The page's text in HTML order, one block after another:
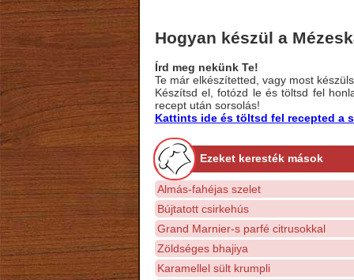
Hogyan készül a
Írd meg nekünk Te!
Te már elkészítetted, vagy most
Készítsd el, fotózd le és töltsd fel
recept után sorsolás!
Kattints ide és töltsd fel recepted a
Ezeket keresték mások
Almás-fahéjas szelet
Bújtatott csirkehús
Grand Marnier-s parfé citrusokkal
Zöldséges bhajiya
Karamellel sült krumpli